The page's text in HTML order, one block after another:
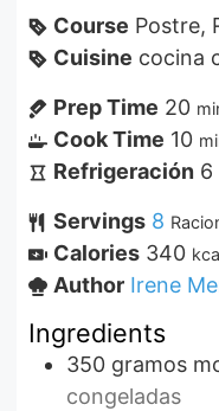
Course Postre,
Cuisine cocina
Prep Time 20
Cook Time 10
Refrigeración 6
Servings 8
Calories 340
Author Irene
Ingredients
350 gramos
congeladas